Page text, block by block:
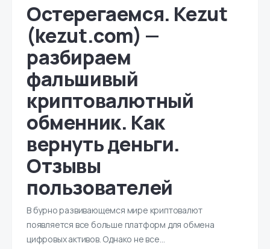
Остерегаемся. Kezut
(kezut.com) —
разбираем
фальшивый
криптовалютный
обменник. Как
вернуть деньги.
Отзывы
пользователей
В бурно развивающемся мире криптовалют
появляется все больше платформ для обмена
цифровых активов. Однако не все…